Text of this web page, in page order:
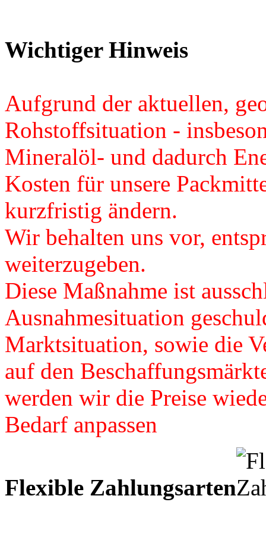
Wichtiger Hinweis
Aufgrund der aktuellen,
Rohstoffsituation -
Mineralöl- und dadurch
Kosten für unsere
kurzfristig ändern.
Wir behalten uns vor,
weiterzugeben.
Diese Maßnahme ist
Ausnahmesituation
Marktsituation, sowie die
auf den
werden wir die Preise
Bedarf anpassen
Flexible Zahlungsarten